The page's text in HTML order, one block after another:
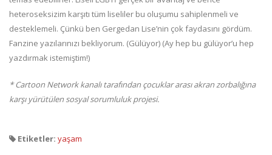
heteroseksizim karşıtı tüm liseliler bu oluşumu sahiplenmeli ve
desteklemeli. Çünkü ben Gergedan Lise’nin çok faydasını gördüm.
Fanzine yazılarınızı bekliyorum. (Gülüyor) (Ay hep bu gülüyor’u hep
yazdırmak istemiştim!)
* Cartoon Network kanalı tarafından çocuklar arası akran zorbalığına
karşı yürütülen sosyal sorumluluk projesi.
Etiketler: yaşam